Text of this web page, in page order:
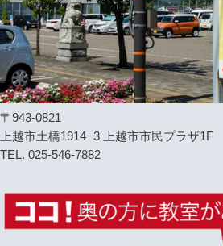
〒943-0821
上越市土橋1914−3 上越市市民プラザ1F
TEL. 025-546-7882